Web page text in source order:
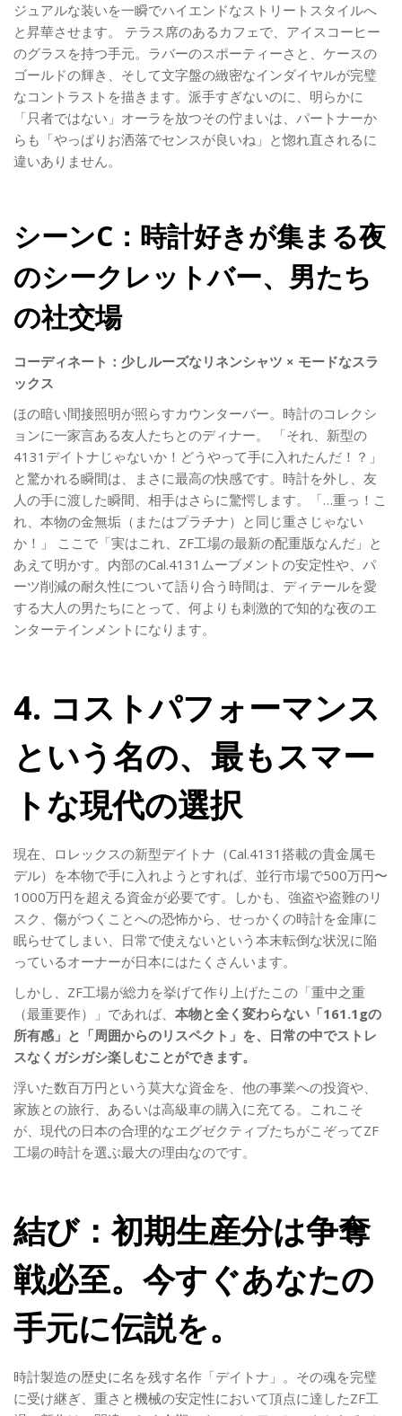
ジュアルな装いを一瞬でハイエンドなストリートスタイルへ
と昇華させます。 テラス席のあるカフェで、アイスコーヒー
のグラスを持つ手元。ラバーのスポーティーさと、ケースの
ゴールドの輝き、そして文字盤の緻密なインダイヤルが完璧
なコントラストを描きます。派手すぎないのに、明らかに
「只者ではない」オーラを放つその佇まいは、パートナーか
らも「やっぱりお洒落でセンスが良いね」と惚れ直されるに
違いありません。
シーンC：時計好きが集まる夜
のシークレットバー、男たち
の社交場
コーディネート：少しルーズなリネンシャツ × モードなスラ
ックス
ほの暗い間接照明が照らすカウンターバー。時計のコレクシ
ョンに一家言ある友人たちとのディナー。 「それ、新型の
4131デイトナじゃないか！どうやって手に入れたんだ！？」
と驚かれる瞬間は、まさに最高の快感です。時計を外し、友
人の手に渡した瞬間、相手はさらに驚愕します。「…重っ！こ
れ、本物の金無垢（またはプラチナ）と同じ重さじゃない
か！」 ここで「実はこれ、ZF工場の最新の配重版なんだ」と
あえて明かす。内部のCal.4131ムーブメントの安定性や、パ
ーツ削減の耐久性について語り合う時間は、ディテールを愛
する大人の男たちにとって、何よりも刺激的で知的な夜のエ
ンターテインメントになります。
4. コストパフォーマンス
という名の、最もスマー
トな現代の選択
現在、ロレックスの新型デイトナ（Cal.4131搭載の貴金属モ
デル）を本物で手に入れようとすれば、並行市場で500万円〜
1000万円を超える資金が必要です。しかも、強盗や盗難のリ
スク、傷がつくことへの恐怖から、せっかくの時計を金庫に
眠らせてしまい、日常で使えないという本末転倒な状況に陥
っているオーナーが日本にはたくさんいます。
しかし、ZF工場が総力を挙げて作り上げたこの「重中之重
（最重要作）」であれば、 本物と全く変わらない「161.1gの
所有感」と「周囲からのリスペクト」を、日常の中でストレ
スなくガシガシ楽しむことができます。
浮いた数百万円という莫大な資金を、他の事業への投資や、
家族との旅行、あるいは高級車の購入に充てる。これこそ
が、現代の日本の合理的なエグゼクティブたちがこぞってZF
工場の時計を選ぶ最大の理由なのです。
結び：初期生産分は争奪
戦必至。今すぐあなたの
手元に伝説を。
時計製造の歴史に名を残す名作「デイトナ」。その魂を完璧
に受け継ぎ、重さと機械の安定性において頂点に達したZF工